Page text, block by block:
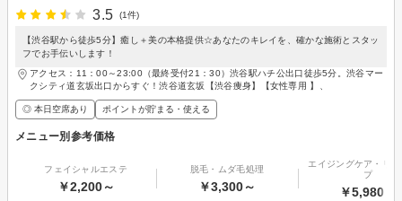
3.5
(1件)
【渋谷駅から徒歩5分】癒し＋美の本格提供☆あなたのキレイを、確かな施術とスタッ
フでお手伝いします！
アクセス：11：00～23:00（最終受付21：30）渋谷駅ハチ公出口徒歩5分。渋谷マー
クシティ道玄坂出口からすぐ！渋谷道玄坂【渋谷痩身】【女性専用 】、
◎ 本日空席あり ポイントが貯まる・使える
メニュー別参考価格
フェイシャルエステ
￥2,200～
脱毛・ムダ毛処理
￥3,300～
エイジングケア・リ
プ
￥5,980～